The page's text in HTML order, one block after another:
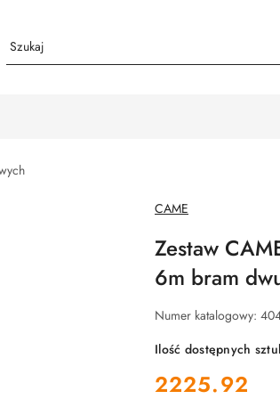
NAZWA
PRODUCENTA:
CAME
Zestaw
6m bram
Numer katalogowy:
Ilość dostępnych
cena:
2225.92